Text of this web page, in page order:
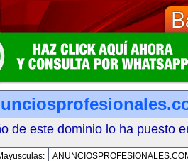
de este dominio lo ha puesto